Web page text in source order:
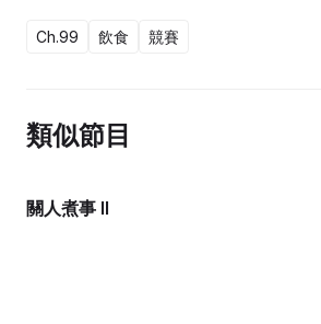
Ch.99 飲食 競賽
類似節目
關人煮事 II